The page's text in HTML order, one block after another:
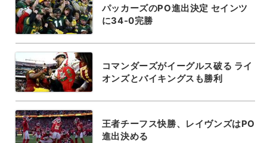
パッカーズのPO進出決定 セインツ
に34-0完勝
コマンダーズがイーグルス破る ライ
オンズとバイキングスも勝利
王者チーフス快勝、レイヴンズはPO
進出決める